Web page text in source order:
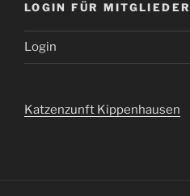
LOGIN FÜR MITGLIEDER
Login
Katzenzunft Kippenhausen